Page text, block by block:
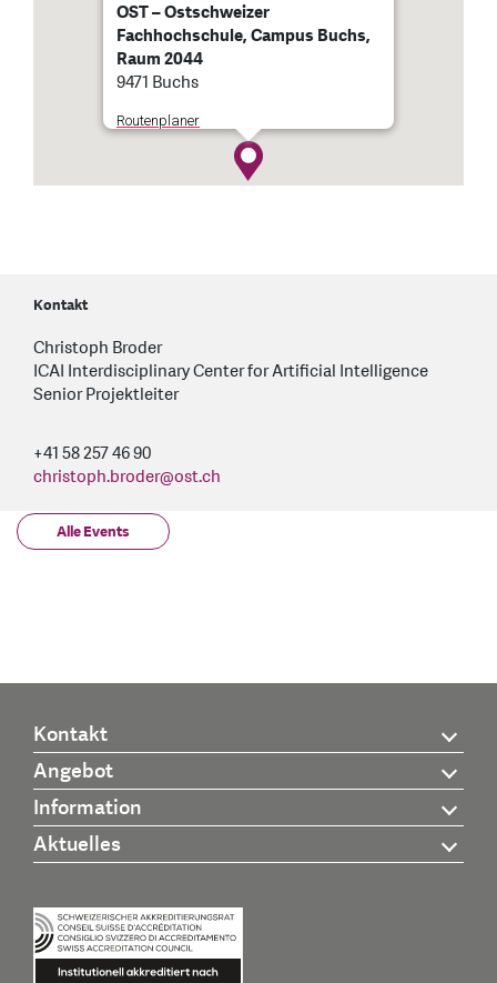
OST – Ostschweizer
Fachhochschule, Campus Buchs,
Raum 2044
9471 Buchs
Routenplaner
Kontakt
Christoph Broder
ICAI Interdisciplinary Center for Artificial Intelligence
Senior Projektleiter
+41 58 257 46 90
christoph.broder@ost.ch
Alle Events
Kontakt
Angebot
Information
Aktuelles